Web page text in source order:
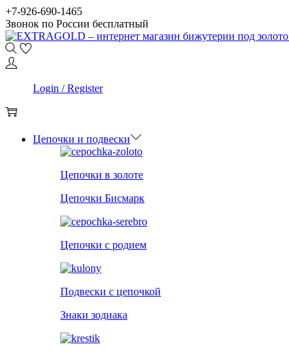
Skip
to
navigation
Skip
to
content
+7-926-690-1465
Звонок по России бесплатный
Login / Register
Цепочки и подвески
Цепочки в золоте
Цепочки Бисмарк
Цепочки с родием
Подвески с цепочкой
Знаки зодиака